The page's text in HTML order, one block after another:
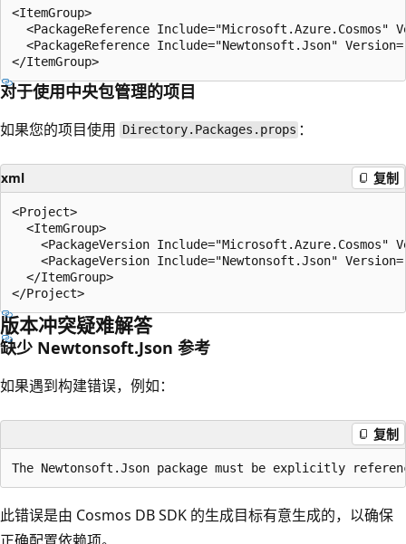
<ItemGroup>
<PackageReference Include="Microsoft.Azure.Cosmos"
<PackageReference Include="Newtonsoft.Json"
对于使用中央包管理的项目
如果您的项目使用 Directory.Packages.props ：
xml 复制
<Project>
  <ItemGroup>
<PackageVersion Include="Microsoft.Azure.Cosmos"
<PackageVersion Include="Newtonsoft.Json"
  </ItemGroup>
版本冲突疑难解答
缺少 Newtonsoft.Json 参考
如果遇到构建错误，例如：
复制
此错误是由 Cosmos DB SDK 的生成目标有意生成的，以确保
正确配置依赖项。